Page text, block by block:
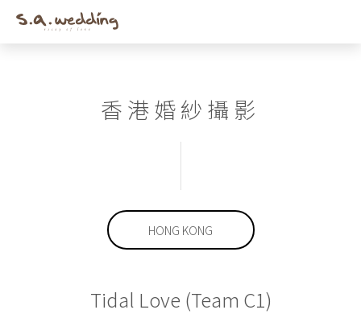
Skip
香港婚紗攝影
HONG KONG
Tidal Love (Team C1)